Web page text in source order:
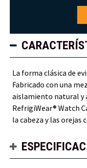
La forma clásica de
Fabricado con una
aislamiento natural y
RefrigiWear® Watch
la cabeza y las orejas